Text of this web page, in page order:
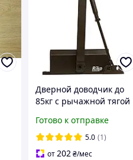
Дверной доводчик до
85кг с рычажной тягой
/ Доводчик на входную
дверь / Доводчик
дверной
Готово к отправке
5.0 (1)
от202 ₴/мес